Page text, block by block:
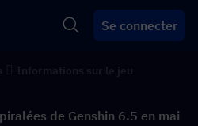
Se connecter
de Genshin 6.5 en mai